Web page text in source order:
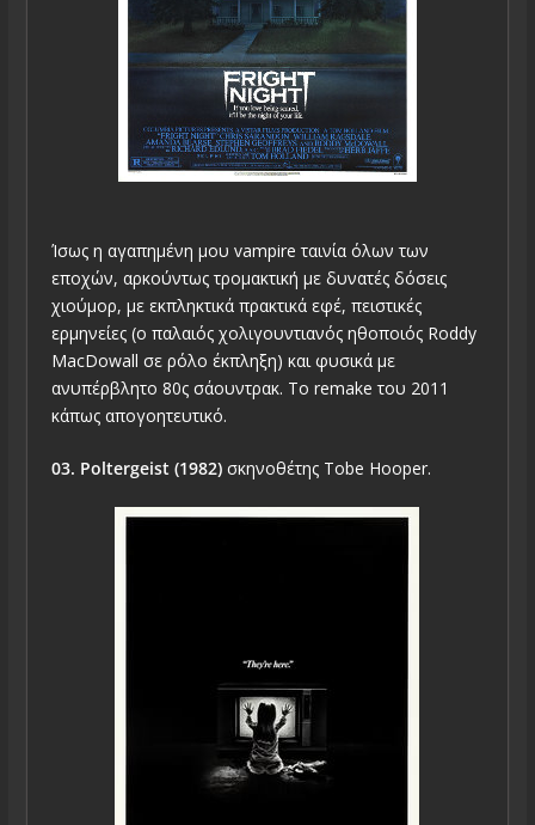
Ίσως η αγαπημένη μου vampire ταινία όλων των
εποχών, αρκούντως τρομακτική με δυνατές δόσεις
χιούμορ, με εκπληκτικά πρακτικά εφέ, πειστικές
ερμηνείες (ο παλαιός χολιγουντιανός ηθοποιός Roddy
MacDowall σε ρόλο έκπληξη) και φυσικά με
ανυπέρβλητο 80ς σάουντρακ. Το remake του 2011
κάπως απογοητευτικό.
03. Poltergeist (1982)σκηνοθέτης Tobe Hooper.